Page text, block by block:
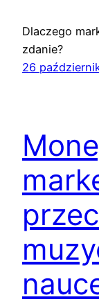
Dlaczego
zdanie?
26